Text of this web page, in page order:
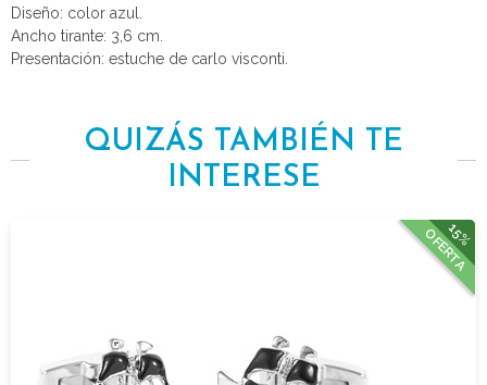
Diseño: color azul.
Ancho tirante: 3,6 cm.
Presentación: estuche de carlo visconti.
QUIZÁS TAMBIÉN TE
INTERESE
15%
OFERTA